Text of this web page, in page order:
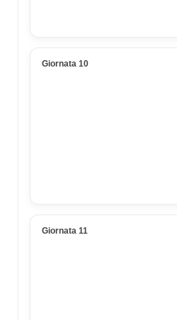
Giornata 10
Giornata 11